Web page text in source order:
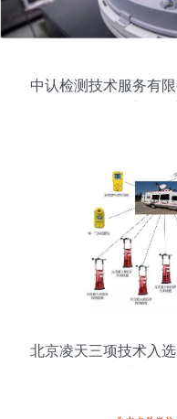
中认检测技术服务有
北京凌天三项技术入